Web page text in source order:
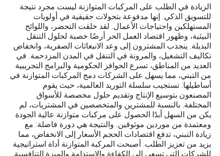
الزيادة في الطلب على المركبات المتوازنة ليست مجرد نتيجة
للتسويق الذكي. إنها مدفوعة بتحولات حقيقية في أولويات
المستهلكين واحتياجات الأعمال. لقد خلقت التحضر، واللوائح
البيئية، وظهور اقتصاد العمل الحر أرضًا خصبة لحلول التنقل
البديلة. ينجذب المشترون إلى وعد الانبعاثات الصفرية، وانخفاض
تكاليف التشغيل، والمرونة في التنقل في المدن المزدحمة. في
العديد من المناطق، تسرع الحوافز الحكومية والبرامج التجريبية
من التبني، مما يسهل على الشركات دمج المركبات المتوازنة في
أساطيلها. تستجيب سلسلة التوريد العالمية، حيث يقوم
المصنعون بتوسيع الإنتاج وتقديم حلول مخصصة للأسواق
المختلفة. بالنسبة للمشترين والمتخصصين في المشتريات، لم
يكن من السهل أبدًا الحصول على مركبات متوازنة عالية الجودة
ومعتمدة من موردين موثوقين. والنتيجة هي دورة فاضلة: مع
زيادة التبني، تدفع اقتصادات الحجم الأسعار إلى الانخفاض، مما
يزيد من تعزيز الطلب. أصبحت المركبة المتوازنة أداة استراتيجية
للشركات التي تسعى إلى الكفاءة والاستدامة والميزة التنافسية.